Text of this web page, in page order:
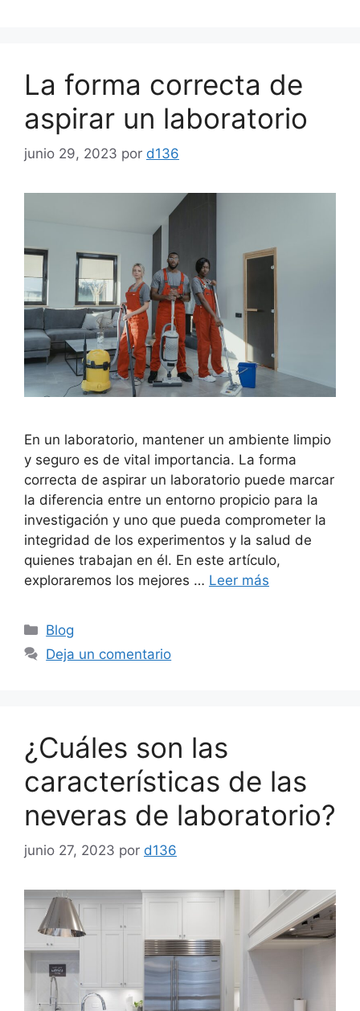
La forma correcta de
aspirar un laboratorio
junio 29, 2023 por d136
En un laboratorio, mantener un ambiente limpio
y seguro es de vital importancia. La forma
correcta de aspirar un laboratorio puede marcar
la diferencia entre un entorno propicio para la
investigación y uno que pueda comprometer la
integridad de los experimentos y la salud de
quienes trabajan en él. En este artículo,
exploraremos los mejores … Leer más
Categorías
Blog
Deja un comentario
¿Cuáles son las
características de las
neveras de laboratorio?
junio 27, 2023 por d136